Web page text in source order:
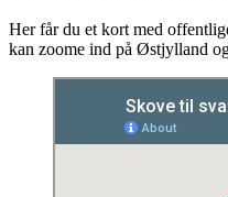
Her får du et kort med
kan zoome ind på Østjylland